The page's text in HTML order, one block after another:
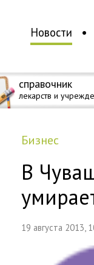
Новости
справочник
лекарств и
бизнес
В
19 августа 2013,